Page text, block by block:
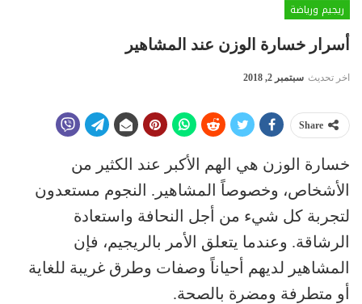
ريجيم ورياضة
أسرار خسارة الوزن عند المشاهير
اخر تحديث سبتمبر 2, 2018
Share
خسارة الوزن هي الهم الأكبر عند الكثير من
الأشخاص، وخصوصاً المشاهير. النجوم مستعدون
لتجربة كل شيء من أجل النحافة واستعادة
الرشاقة. وعندما يتعلق الأمر بالريجيم، فإن
المشاهير لديهم أحياناً وصفات وطرق غريبة للغاية
أو متطرفة ومضرة بالصحة.